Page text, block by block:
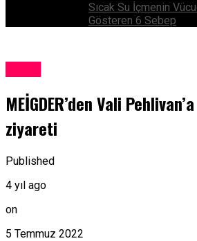
Sıcak Su İçmenin
Gösteren 6 Sebep
MEİGDER’den Vali
ziyareti
Published
4 yıl ago
on
5 Temmuz 2022